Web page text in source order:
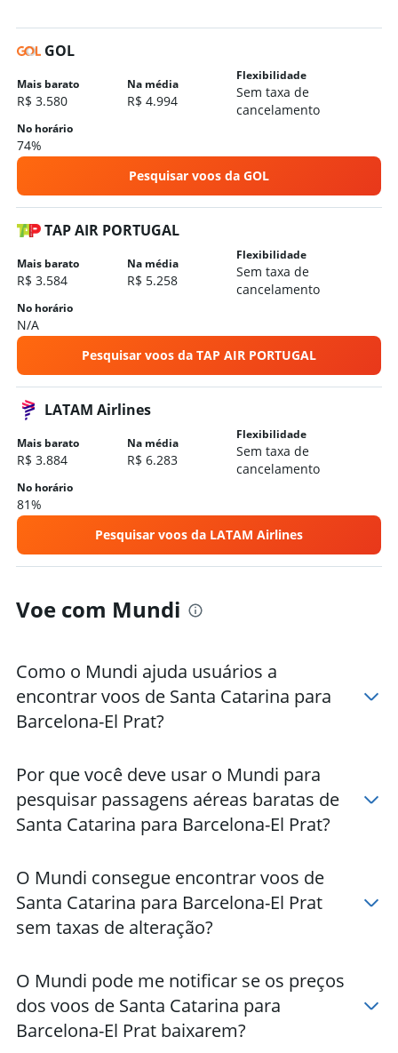
Hotéis em Salou
Hotéis em L'Hospitalet de Llobregat
Hotéis em Tossa de Mar
Hotéis em Tarragona
Hotéis em Castelldefels
Hotéis em Cadaqués
GOL
Mais barato
R$ 3.580
Na média
R$ 4.994
Flexibilidade
Sem taxa de
cancelamento
No horário
74%
Pesquisar voos da GOL
TAP AIR PORTUGAL
Mais barato
R$ 3.584
Na média
R$ 5.258
Flexibilidade
Sem taxa de
cancelamento
No horário
N/A
Pesquisar voos da TAP AIR PORTUGAL
LATAM Airlines
Mais barato
R$ 3.884
Na média
R$ 6.283
Flexibilidade
Sem taxa de
cancelamento
No horário
81%
Pesquisar voos da LATAM Airlines
Voe com Mundi
Como o Mundi ajuda usuários a
encontrar voos de Santa Catarina para
Barcelona-El Prat?
Por que você deve usar o Mundi para
pesquisar passagens aéreas baratas de
Santa Catarina para Barcelona-El Prat?
O Mundi consegue encontrar voos de
Santa Catarina para Barcelona-El Prat
sem taxas de alteração?
O Mundi pode me notificar se os preços
dos voos de Santa Catarina para
Barcelona-El Prat baixarem?